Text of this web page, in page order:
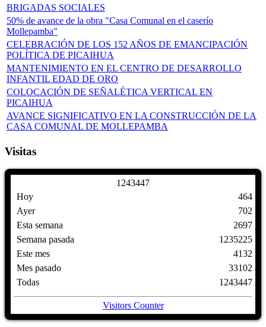
BRIGADAS SOCIALES
50% de avance de la obra "Casa Comunal en el caserío
Mollepamba"
CELEBRACIÓN DE LOS 152 AÑOS DE EMANCIPACIÓN
POLÍTICA DE PICAIHUA
MANTENIMIENTO EN EL CENTRO DE DESARROLLO
INFANTIL EDAD DE ORO
COLOCACIÓN DE SEÑALÉTICA VERTICAL EN
PICAIHUA
AVANCE SIGNIFICATIVO EN LA CONSTRUCCIÓN DE LA
CASA COMUNAL DE MOLLEPAMBA
Visitas
1 243447
Hoy
Ayer
Esta semana
Semana pasada
Este mes
Mes pasado
Todas
464
702
2697
1235225
4132
33102
1243447
Visitors Counter